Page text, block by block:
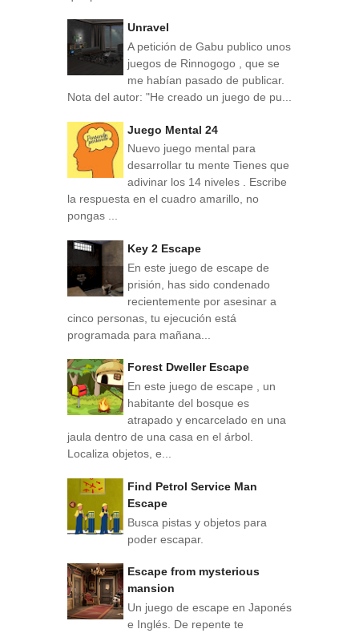
Unravel
A petición de Gabu publico unos
juegos de Rinnogogo , que se
me habían pasado de publicar.
Nota del autor: "He creado un juego de pu...
Juego Mental 24
Nuevo juego mental para
desarrollar tu mente Tienes que
adivinar los 14 niveles . Escribe
la respuesta en el cuadro amarillo, no
pongas ...
Key 2 Escape
En este juego de escape de
prisión, has sido condenado
recientemente por asesinar a
cinco personas, tu ejecución está
programada para mañana...
Forest Dweller Escape
En este juego de escape , un
habitante del bosque es
atrapado y encarcelado en una
jaula dentro de una casa en el árbol.
Localiza objetos, e...
Find Petrol Service Man
Escape
Busca pistas y objetos para
poder escapar.
Escape from mysterious
mansion
Un juego de escape en Japonés
e Inglés. De repente te